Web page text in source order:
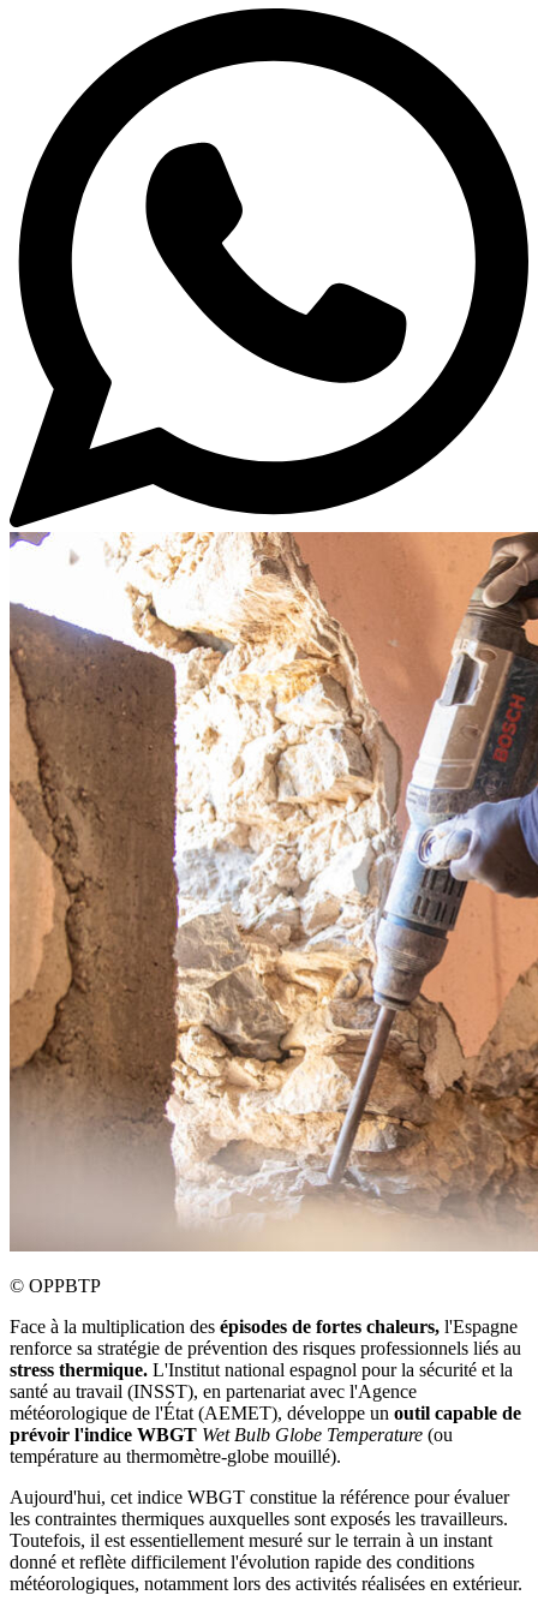
© OPPBTP
Face à la multiplication des épisodes de fortes chaleurs, l'Espagne
renforce sa stratégie de prévention des risques professionnels liés au
stress thermique. L'Institut national espagnol pour la sécurité et la
santé au travail (INSST), en partenariat avec l'Agence
météorologique de l'État (AEMET), développe un outil capable de
prévoir l'indice WBGT Wet Bulb Globe Temperature (ou
température au thermomètre-globe mouillé).
Aujourd'hui, cet indice WBGT constitue la référence pour évaluer
les contraintes thermiques auxquelles sont exposés les travailleurs.
Toutefois, il est essentiellement mesuré sur le terrain à un instant
donné et reflète difficilement l'évolution rapide des conditions
météorologiques, notamment lors des activités réalisées en extérieur.